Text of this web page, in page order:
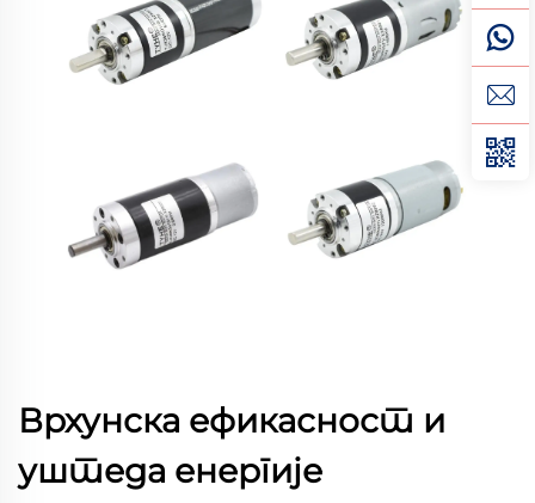
Врхунска ефикасност и
уштеда енергије